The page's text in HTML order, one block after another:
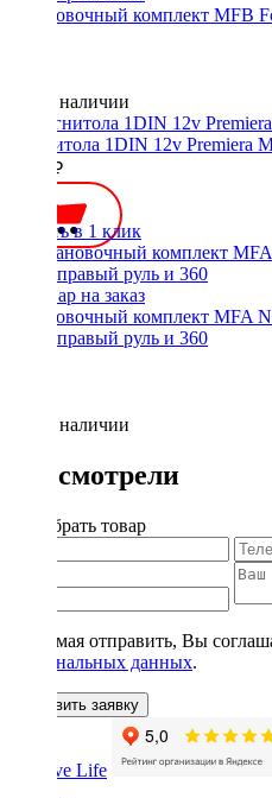
Установочный комплект MFB
Нет в наличии
Магнитола 1DIN 12v Premiera
2500 ₽
Купить в 1 клик
Установочный комплект MFA
2017, правый руль и 360
Нет в наличии
Вы смотрели
Подобрать товар
Нажимая отправить, Вы
персональных данных.
Оставить заявку